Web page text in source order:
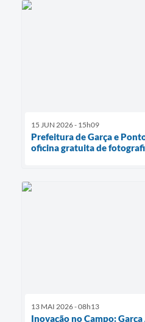
15 JUN 2026 - 15h09
Prefeitura de Garça e
oficina gratuita de
13 MAI 2026 - 08h13
Inovação no Campo: